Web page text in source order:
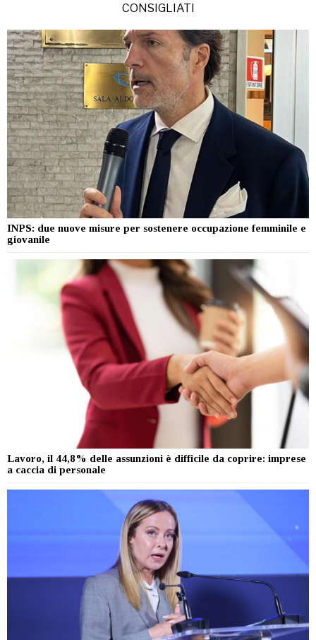
CONSIGLIATI
INPS: due nuove misure per sostenere occupazione femminile e
giovanile
Lavoro, il 44,8% delle assunzioni è difficile da coprire: imprese
a caccia di personale